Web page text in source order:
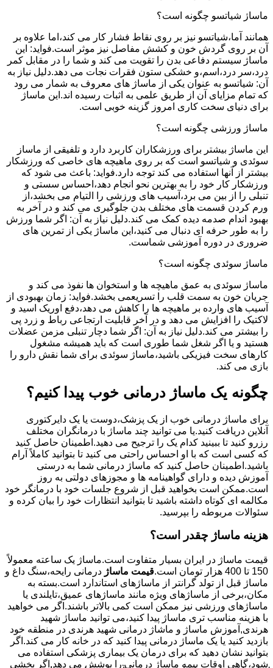
ماساژ شیاتسو چگونه است؟
همانند آما،شیاتسو نیز بر روی نقاط فشار کار می کند،اما علاوه بر
آن بر روی گردش خون و کشش مفاصل نیز موثر است.فواید: این
ماساژ سیستم دفاعی بدن را تقویت می کند و شما را در مقابل کمر
درد،سر درد،اسم،و خشکی ستون فقرات نجات می دهد.دلیل نیاز به
آن: شیاتسو به عنوان یکی از ماساژ های معروف به شمار می رود
که تمام مزایای آن از طریق علمی به اثبات رسیده اند.این ماساژ
برای دنیای سخت کاری امروز گزینه خوبی است.
ماساژ ورزشی چگونه است؟
این ماساژ بیشتر برای ورزشکاران کاربرد دارد و تلفیقی از ماساز
سوئدی و شیاتسو است که بر روی ماهیچه های خاصی که ورزشکار
بیشتر از آنها استفاده می کند توجه دارد.فواید: باعث می شود که
ورزشکار کار خود را به بهترین نحو انجام دهد،احساس سستی و
تنبلی را از بین می برد،آسیب های ورزشی را التیام می بخشد،از
ورم کردن قسمت های مختلف بدن جلوگیری می کند و در آخر به
بهبود اندام صدمه دیده کمک می کند.دلیل نیاز به آن: اگر شما ورزش
را به طور حرفه ای دنبال می کنید،این ماساژ یکی از تمرین های
ضروری در دوره آموزشی شماست.
ماساژ سوئدی چگونه است؟
ماساژ سوئدی به عمق ماهیچه ها و استخوان ها نفوذ می کند و
جریان خون به سمت قلب را تسریعمی بخشد.فواید: زمان بهبودی از
آسیب های وارده بر ماهیچه ها را کاهش می دهد،دفع اوریک اسید و
لاکتیک را افزایش می دهد و در آخر قابلیت ارتجاعی رباط و زرد پی
را بیشتر می کند.دلیل نیاز به آن: اگر شما دچار تنبلی مزمن عضلات
هستید و یا اگر شغل شما طوری است که باید همیشه مشغول
کارهای سخت فیزیکی باشید،ماساژ سوئدی برای شما نقش دارو را
بازی می کند.
چگونه یک ماساژ درمانی خوب پیدا کنیم؟
برای ماساژ درمانی خوب از یک پزشک،دوست یا یک دایرکتوری
آنلاین دریافت کنید.یا می توانید چند ماساژ با درمانگران مختلف
رزرو کنید تا ببینید کدام یک را ترجیح می دهید.اطمینان حاصل کنید
که کسی است که با او احساس راحتی می کنید تا بتوانید کاملاً آرام
باشید.اطمینان حاصل کنید که ماساژ درمانی شما به درستی
آموزش دیده و دارای گواهینامه ها و مجوزهای دولتی به روز
است.ممکن است بخواهید قبل از شروع جلسات خود با درمانگر خود
مکالمه ای کوتاه داشته باشید تا بتوانید انتظارات خود را بیان کرده و
سئوالات مربوطه را بپرسید.
هزینه ماساژ چقدر است؟
قیمت ماساژ در ایران بسیار متفاوت است.ماساژ یک ساعته معمولاً
150 تا 400 هزار تومان است.
قیمت ماساژ درمانی رایحه،سنگ داغ و
ماساژ قبل از تولد گرانتر از ماساژهای استاندارد است.بسته به
مکان،برخی از ماساژهای ویژه مانند ماساژهای عمیق،تایلندی یا
ماساژهای ورزشی نیز ممکن است کمی بالاتر باشند.اگر می خواهید
با هزینه مناسب تری ماساژ پیدا کنید،می توانید ماساژ شهید
هرندی,آموزش ماساژ و ماشاژ درمانی شهید هرندی در منطقه خود
بازدید کنید یا یک ماساژ درمانی پیدا کنید که در خانه کار می کند.اگر
بتوانید نشان دهید که برای درمان یک بیماری پزشکی استفاده می
شود،گاهی اوقات بیمه ماساژ درمانی را پوشش می دهد.اگر بخشی